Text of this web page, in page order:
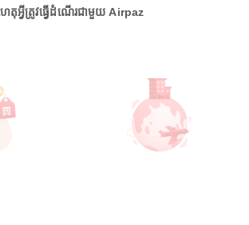
េតុអ្វីត្រូវធ្វើដំណើរជាមួយ Airpaz